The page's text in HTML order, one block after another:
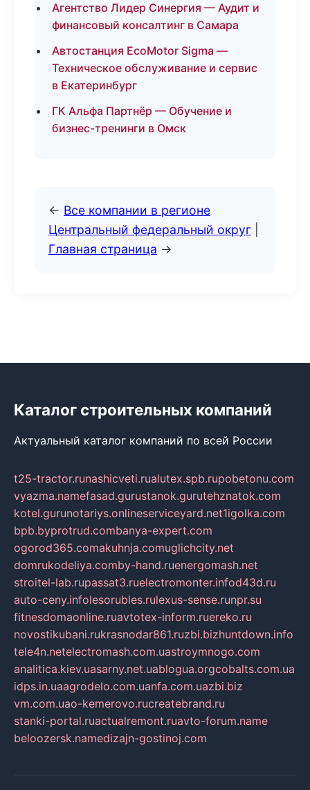
Агентство Лидер Синергия — Аудит и
финансовый консалтинг в Самара
Автостанция EcoMotor Sigma —
Техническое обслуживание и сервис
в Екатеринбург
ГК Альфа Партнёр — Обучение и
бизнес-тренинги в Омск
← Все компании в регионе
Центральный федеральный округ
Главная страница →
Каталог строительных компаний
Актуальный каталог компаний по всей России
t25-tractor.runashicveti.rualutex.spb.rupobetonu.com
vyazma.namefasad.gurustanok.gurutehznatok.com
kotel.gurunotariys.onlineserviceyard.net1igolka.com
bpb.byprotrud.combanya-expert.com
ogorod365.comakuhnja.comuglichcity.net
domrukodeliya.comby-hand.ruenergomash.net
stroitel-lab.rupassat3.ruelectromonter.infod43d.ru
auto-ceny.infolesorubles.rulexus-sense.runpr.su
fitnesdomaonline.ruavtotex-inform.ruereko.ru
novostikubani.rukrasnodar861.ruzbi.bizhuntdown.info
tele4n.netelectromash.com.uastroymnogo.com
analitica.kiev.uasarny.net.uablogua.orgcobalts.com.ua
idps.in.uaagrodelo.com.uanfa.com.uazbi.biz
vm.com.uao-kemerovo.rucreatebrand.ru
stanki-portal.ruactualremont.ruavto-forum.name
beloozersk.namedizajn-gostinoj.com